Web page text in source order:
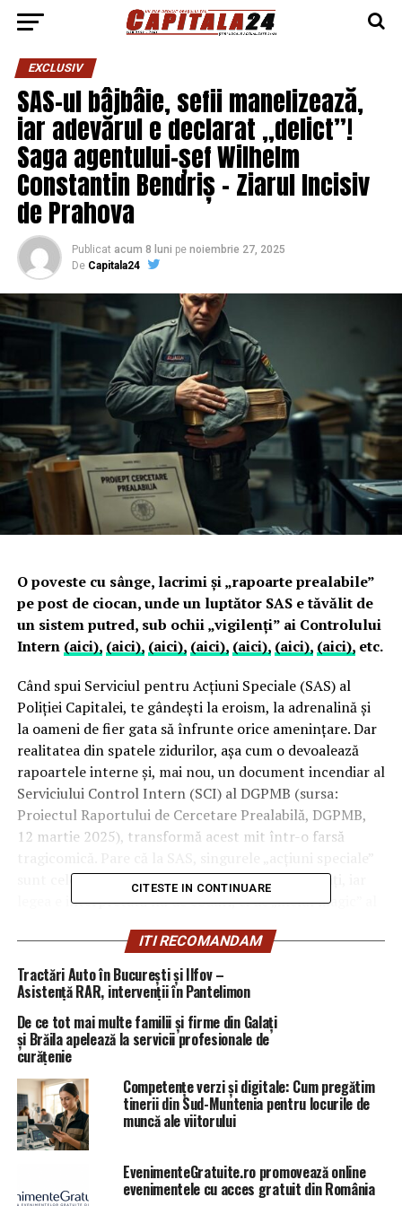
EXCLUSIV
SAS-ul bâjbâie, sefii manelizează,
iar adevărul e declarat „delict”!
Saga agentului-șef Wilhelm
Constantin Bendriș – Ziarul Incisiv
de Prahova
Publicat acum 8 luni pe noiembrie 27, 2025
De Capitala24
O poveste cu sânge, lacrimi și „rapoarte prealabile”
pe post de ciocan, unde un luptător SAS e tăvălit de
un sistem putred, sub ochii „vigilenți” ai Controlului
Intern (aici), (aici), (aici), (aici), (aici), (aici), (aici),etc.
Când spui Serviciul pentru Acțiuni Speciale (SAS) al
Poliției Capitalei, te gândești la eroism, la adrenalină și
la oameni de fier gata să înfrunte orice amenințare. Dar
realitatea din spatele zidurilor, așa cum o devoalează
rapoartele interne și, mai nou, un document incendiar al
Serviciului Control Intern (SCI) al DGPMB (sursa:
Proiectul Raportului de Cercetare Prealabilă, DGPMB,
12 martie 2025), transformă acest mit într-o farsă
sunt cele îndreptate împotriva propriilor angajați, iar
legea e interpretată nu de coduri, ci de „inelul magic” al
protagonistul acestui teatru absurd, agentul-șef
Wilhelm Constantin Bendriș, un polițist cu aproape
două decenii de experiență, a avut tupeul suprem: acela
inima îi plângea.
O „justiție” de râsul lumii: Când
scenariul e scris de
incompetență și semnat de
aroganță
CITESTE IN CONTINUARE
ITI RECOMANDAM
Tractări Auto în București și Ilfov –
Asistență RAR, intervenții în Pantelimon
De ce tot mai multe familii și firme din Galați
și Brăila apelează la servicii profesionale de
curățenie
Competențe verzi și digitale: Cum pregătim
tinerii din Sud-Muntenia pentru locurile de
muncă ale viitorului
EvenimenteGratuite.ro promovează online
evenimentele cu acces gratuit din România